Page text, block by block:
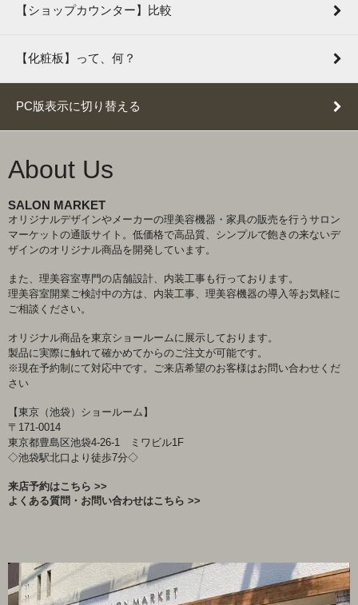
【ショップカウンター】比較
【化粧板】って、何？
PC版表示に切り替える
About Us
SALON MARKET
オリジナルデザインやメーカーの理美容機器・家具の販売を行うサロン
マーケットの通販サイト。低価格で高品質、シンプルで飽きの来ないデ
ザインのオリジナル商品を開発しています。
また、理美容室専門の店舗設計、内装工事も行っております。
理美容室開業ご検討中の方は、内装工事、理美容機器の導入等お気軽に
ご相談ください。
オリジナル商品を東京ショールームに展示しております。
製品に実際に触れて確かめてからのご注文が可能です。
※現在予約制にて対応中です。ご来店希望のお客様はお問い合わせくだ
さい
【東京（池袋）ショールーム】
〒171-0014
東京都豊島区池袋4-26-1 ミワビル1F
◇池袋駅北口より徒歩7分◇
来店予約はこちら >>
よくある質問・お問い合わせはこちら >>